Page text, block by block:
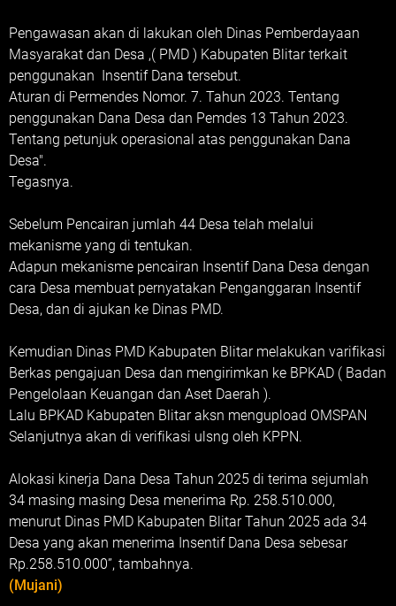
Pengawasan akan di lakukan oleh Dinas Pemberdayaan
Masyarakat dan Desa ,( PMD ) Kabupaten Blitar terkait
penggunakan Insentif Dana tersebut.
Aturan di Permendes Nomor. 7. Tahun 2023. Tentang
penggunakan Dana Desa dan Pemdes 13 Tahun 2023.
Tentang petunjuk operasional atas penggunakan Dana
Desa".
Tegasnya.
Sebelum Pencairan jumlah 44 Desa telah melalui
mekanisme yang di tentukan.
Adapun mekanisme pencairan Insentif Dana Desa dengan
cara Desa membuat pernyatakan Penganggaran Insentif
Desa, dan di ajukan ke Dinas PMD.
Kemudian Dinas PMD Kabupaten Blitar melakukan varifikasi
Berkas pengajuan Desa dan mengirimkan ke BPKAD ( Badan
Pengelolaan Keuangan dan Aset Daerah ).
Lalu BPKAD Kabupaten Blitar aksn mengupload OMSPAN
Selanjutnya akan di verifikasi ulsng oleh KPPN.
Alokasi kinerja Dana Desa Tahun 2025 di terima sejumlah
34 masing masing Desa menerima Rp. 258.510.000,
menurut Dinas PMD Kabupaten Blitar Tahun 2025 ada 34
Desa yang akan menerima Insentif Dana Desa sebesar
Rp.258.510.000”, tambahnya.
(Mujani)